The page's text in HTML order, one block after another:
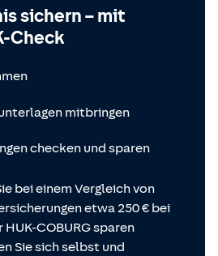
sichern – mit
Check
mitbringen
checken und sparen
bei einem Vergleich von
etwa 250 € bei
COBURG sparen
Sie sich selbst und